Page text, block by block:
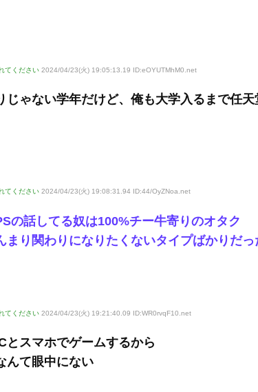
てください 2024/04/23(火) 19:05:13.19 ID:eOYUTMhM0 .net
じゃない学年だけど、俺も大学入るまで任
てください 2024/04/23(火) 19:08:31.94 ID:44/OyZNoa.net
の話してる奴は100%チー牛寄りのオタク
まり関わりになりたくないタイプばかりだっ
てください 2024/04/23(火) 19:21:40.09 ID:WR0rvqF10 .net
とスマホでゲームするから
んて眼中にない